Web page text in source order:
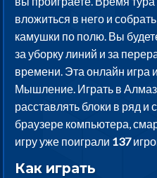
вложиться в него и
камушки по полю. Вы
за уборку линий и за
времени. Эта онлайн игра
Мышление. Играть в
расставлять блоки в ряд
браузере компьютера,
игру уже поиграли 137
Как играть